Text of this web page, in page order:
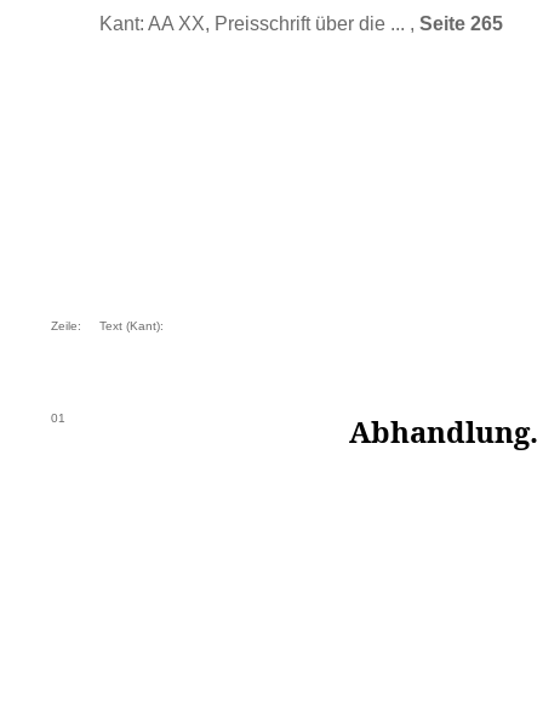
Kant: AA XX, Preisschrift über die ... , Seite 265
Zeile: Text (Kant):
01 Abhandlung.